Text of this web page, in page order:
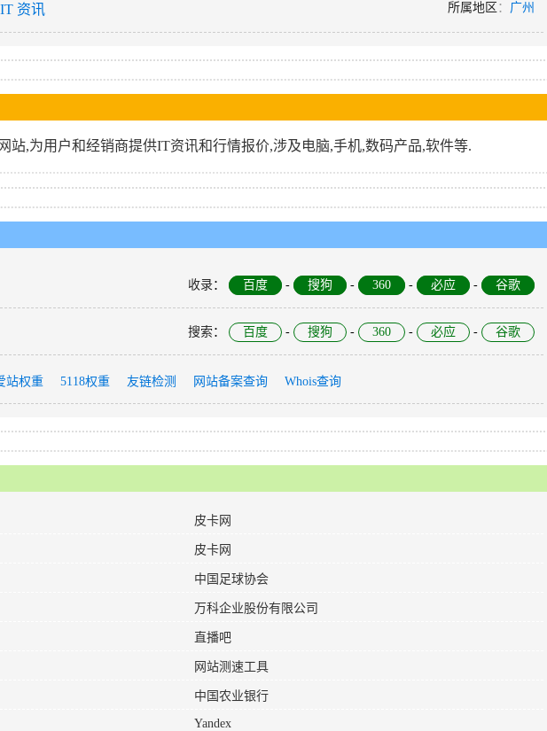
IT 资讯 所属地区 ： 广州
站,为用户和经销商提供IT资讯和行情报价,涉及电脑,手机,数码产品,软件等.
收录： 百度 - 搜狗 - 360 - 必应 - 谷歌
搜索 ： 百度 - 搜狗 - 360 - 必应 - 谷歌
站权重 5118权重 友链检测 网站备案查询 Whois查询
皮卡网
皮卡网
中国足球协会
万科企业股份有限公司
直播吧
网站测速工具
中国农业银行
Yandex